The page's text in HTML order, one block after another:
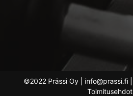
©2022 Prässi Oy | info@prassi.fi |
Toimitusehdot